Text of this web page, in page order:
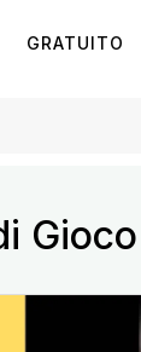
GRATUITO
Gioco